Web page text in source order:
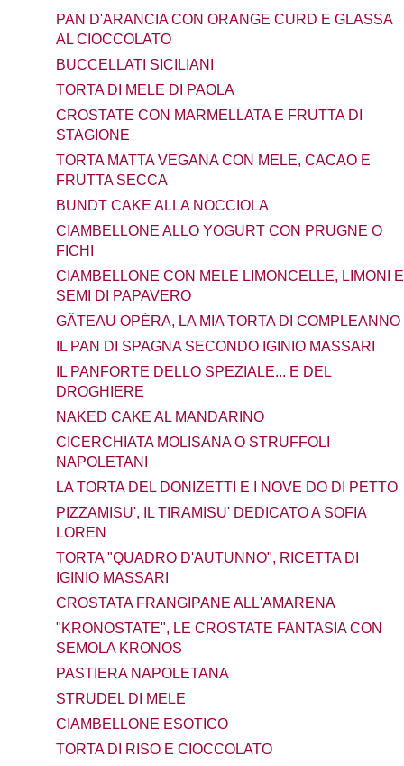
PAN D'ARANCIA CON ORANGE CURD E GLASSA
AL CIOCCOLATO
BUCCELLATI SICILIANI
TORTA DI MELE DI PAOLA
CROSTATE CON MARMELLATA E FRUTTA DI
STAGIONE
TORTA MATTA VEGANA CON MELE, CACAO E
FRUTTA SECCA
BUNDT CAKE ALLA NOCCIOLA
CIAMBELLONE ALLO YOGURT CON PRUGNE O
FICHI
CIAMBELLONE CON MELE LIMONCELLE, LIMONI E
SEMI DI PAPAVERO
GÂTEAU OPÉRA, LA MIA TORTA DI COMPLEANNO
IL PAN DI SPAGNA SECONDO IGINIO MASSARI
IL PANFORTE DELLO SPEZIALE... E DEL
DROGHIERE
NAKED CAKE AL MANDARINO
CICERCHIATA MOLISANA O STRUFFOLI
NAPOLETANI
LA TORTA DEL DONIZETTI E I NOVE DO DI PETTO
PIZZAMISU', IL TIRAMISU' DEDICATO A SOFIA
LOREN
TORTA "QUADRO D'AUTUNNO", RICETTA DI
IGINIO MASSARI
CROSTATA FRANGIPANE ALL'AMARENA
"KRONOSTATE", LE CROSTATE FANTASIA CON
SEMOLA KRONOS
PASTIERA NAPOLETANA
STRUDEL DI MELE
CIAMBELLONE ESOTICO
TORTA DI RISO E CIOCCOLATO